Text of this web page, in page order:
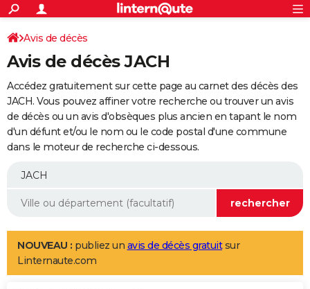
ACTUALITÉS
Politique
Société
Faits Divers
Education
Monde
Villes
+
SPORT
Coupe du monde 2026
Football
Tennis
Cyclisme
Rugby
Forum
Programme TV
TNT
Streaming
Cinéma
Sorties cinéma
Musique
+
FINANCE
Retraite
Impôts
Epargne
Immobilier
Risques naturels par ville
Banque
Assurance
Crédit
AUTO
Essais
Réserver un essai
Citadines
Berlines
SUV
Forum auto
+
Mobiles
Meilleur smartphone
Internet
Ordinateurs
Jeux vidéo
Guide high-tech
Aménagement intérieur
LIFESTYLE
Art de vivre
Bien-être
Loisirs
Mode
Modes de vie
Avis de décès
Avis de décès JACH
Accédez gratuitement sur cette page au carnet des décès des
JACH. Vous pouvez affiner votre recherche ou trouver un avis
de décès ou un avis d'obsèques plus ancien en tapant le nom
d'un défunt et/ou le nom ou le code postal d'une commune
dans le moteur de recherche ci-dessous.
NOUVEAU : publiez un avis de décès gratuitsur
Linternaute.com